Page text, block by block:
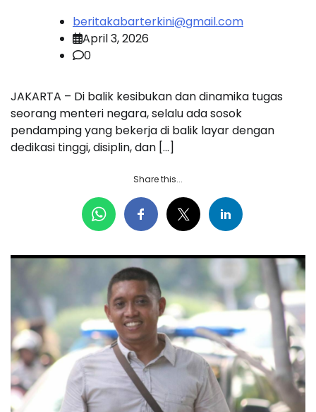
beritakabarterkini@gmail.com
April 3, 2026
0
JAKARTA – Di balik kesibukan dan dinamika tugas
seorang menteri negara, selalu ada sosok
pendamping yang bekerja di balik layar dengan
dedikasi tinggi, disiplin, dan […]
Share this...